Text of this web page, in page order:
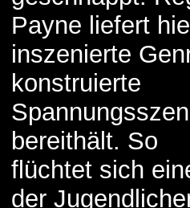
Payne liefert
inszenierte
konstruierte
bereithält. So
flüchtet sich
der